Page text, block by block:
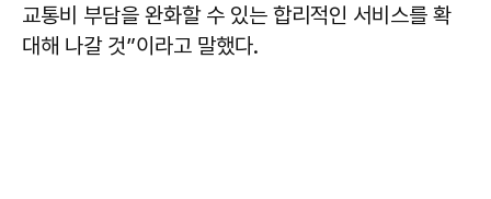
교통비 부담을 완화할 수 있는 합리적인 서비스를 확
대해 나갈 것”이라고 말했다.